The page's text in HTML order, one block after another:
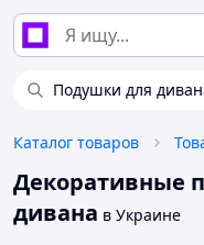
Подушки для
Каталог товаров
Декоративные
дивана в Украине